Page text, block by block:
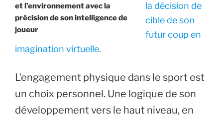
et l’environnement avec la
précision de son intelligence de
joueur
la décision de
cible de son
futur coup en
imagination virtuelle.
L’engagement physique dans le sport est
un choix personnel. Une logique de son
développement vers le haut niveau, en